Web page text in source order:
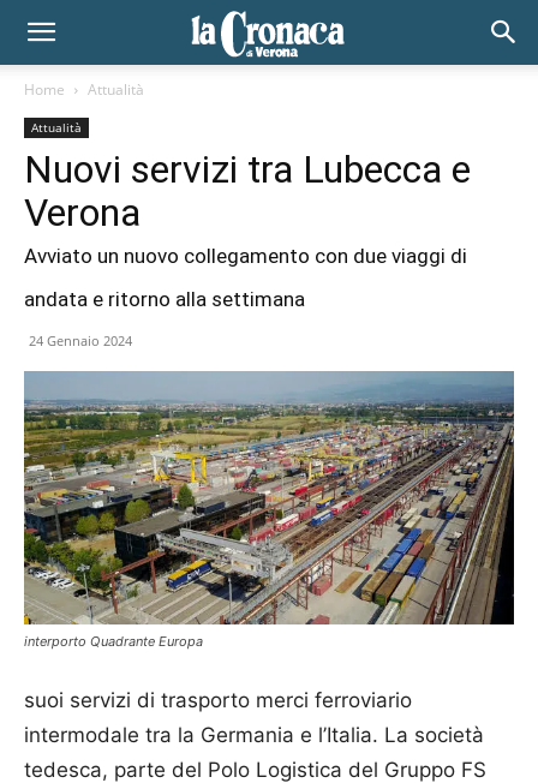
Home Attualità
Attualità
Nuovi servizi tra Lubecca e
Verona
Avviato un nuovo collegamento con due viaggi di
andata e ritorno alla settimana
24 Gennaio 2024
interporto Quadrante Europa
suoi servizi di trasporto merci ferroviario
intermodale tra la Germania e l’Italia. La società
tedesca, parte del Polo Logistica del Gruppo FS